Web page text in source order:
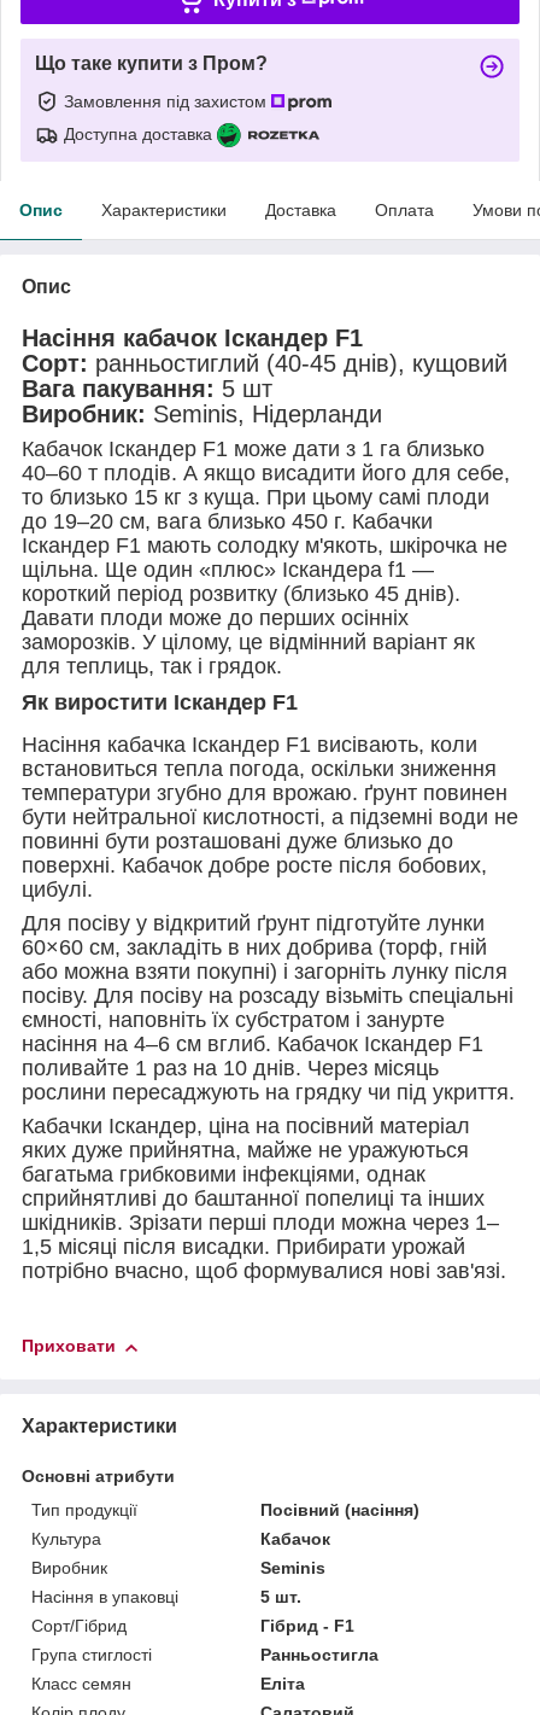
Що таке купити з Пром?
Замовлення під захистом
Доступна доставка
Опис Характеристики Доставка Оплата Умови
Опис
Насіння кабачок Іскандер F1
Сорт: ранньостиглий (40-45 днів), кущовий
Вага пакування: 5 шт
Виробник: Seminis, Нідерланди
Кабачок Іскандер F1 може дати з 1 га близько
40–60 т плодів. А якщо висадити його для себе,
то близько 15 кг з куща. При цьому самі плоди
до 19–20 см, вага близько 450 г. Кабачки
Іскандер F1 мають солодку м'якоть, шкірочка не ​​
щільна. Ще один «плюс» Іскандера f1 —
короткий період розвитку (близько 45 днів).
Давати плоди може до перших осінніх
заморозків. У цілому, це відмінний варіант як
для теплиць, так і грядок.
Як виростити Іскандер F1
Насіння кабачка Іскандер F1 висівають, коли
встановиться тепла погода, оскільки зниження
температури згубно для врожаю. ґрунт повинен
бути нейтральної кислотності, а підземні води не
повинні бути розташовані дуже близько до
поверхні. Кабачок добре росте після бобових,
цибулі.
Для посіву у відкритий ґрунт підготуйте лунки
60×60 см, закладіть в них добрива (торф, гній
або можна взяти покупні) і загорніть лунку після
посіву. Для посіву на розсаду візьміть спеціальні
ємності, наповніть їх субстратом і занурте
насіння на 4–6 см вглиб. Кабачок Іскандер F1
поливайте 1 раз на 10 днів. Через місяць
рослини пересаджують на грядку чи під укриття.
Кабачки Іскандер, ціна на посівний матеріал
яких дуже прийнятна, майже не уражуються
багатьма грибковими інфекціями, однак
сприйнятливі до баштанної попелиці та інших
шкідників. Зрізати перші плоди можна через 1–
1,5 місяці після висадки. Прибирати урожай
потрібно вчасно, щоб формувалися нові зав'язі.
Приховати
Характеристики
Основні атрибути
Тип продукції
Посівний (насіння)
Культура
Кабачок
Виробник
Seminis
Насіння в упаковці
5 шт.
Сорт/Гібрид
Гібрид - F1
Група стиглості
Ранньостигла
Класс семян
Еліта